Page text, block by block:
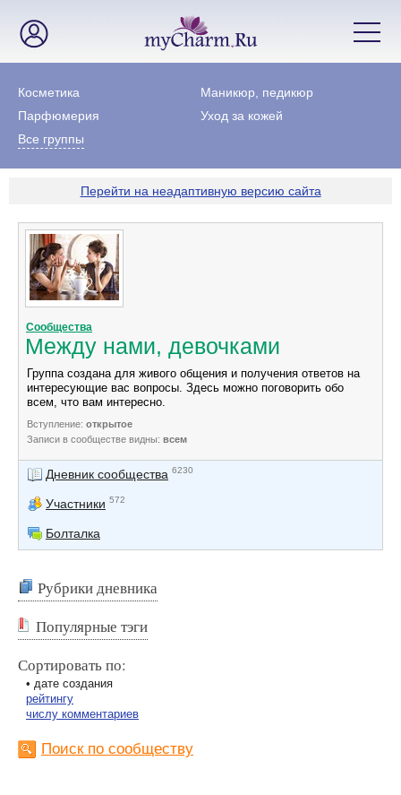
Косметика
Маникюр, педикюр
Парфюмерия
Уход за кожей
Все группы
Перейти на неадаптивную версию сайта
Сообщества
Между нами, девочками
Группа создана для живого общения и получения ответов на
интересующие вас вопросы. Здесь можно поговорить обо
всем, что вам интересно.
Вступление: открытое
Записи в сообществе видны: всем
Дневник сообщества 6230
Участники 572
Болталка
Рубрики дневника
Популярные тэги
Сортировать по:
• дате создания
рейтингу
числу комментариев
Поиск по сообществу